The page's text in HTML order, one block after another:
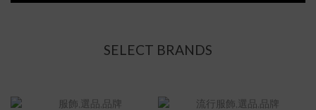
SELECT BRANDS